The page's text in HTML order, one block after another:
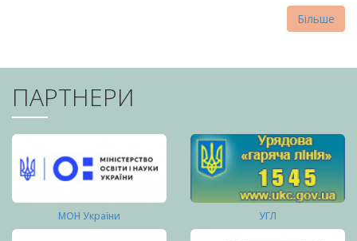
Більше
ПАРТНЕРИ
МОН України УГЛ